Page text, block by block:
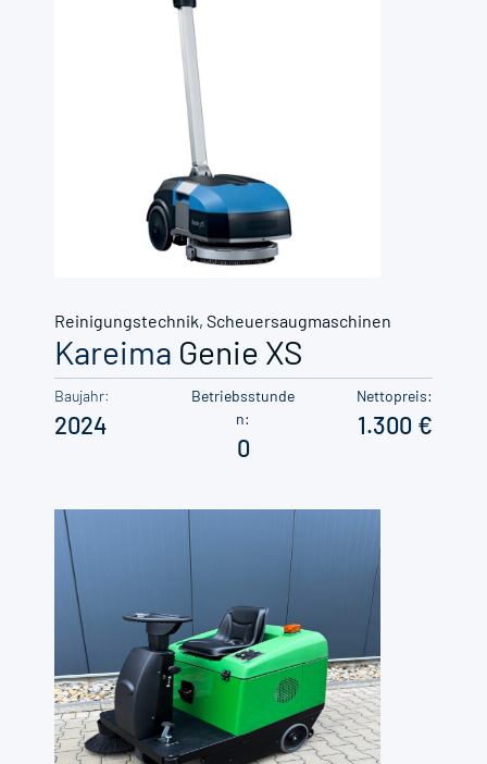
Reinigungstechnik, Scheuersaugmaschinen
Kareima Genie XS
Baujahr:
2024
Betriebsstunde
n:
0
Nettopreis:
1.300